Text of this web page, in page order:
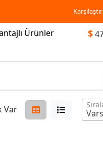
Ürünler $
Var